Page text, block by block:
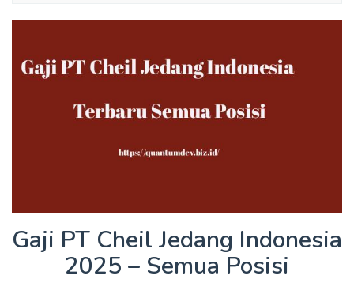
Gaji PT Cheil Jedang Indonesia
2025 – Semua Posisi